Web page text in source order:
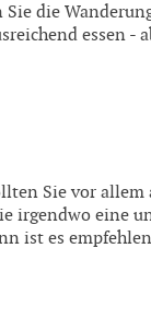
die
essen -
Sie vor
irgendwo eine
ist es